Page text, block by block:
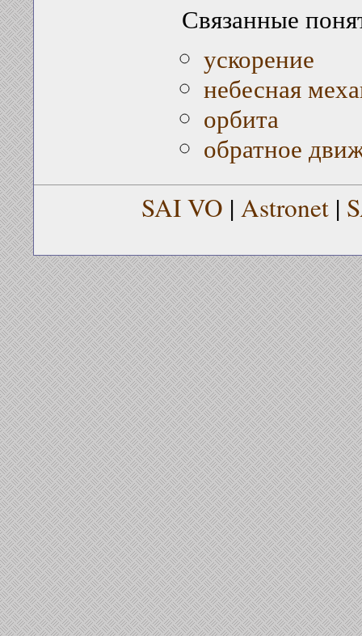
Связанные
ускорение
небесная
орбита
обратное
SAI VO | Astronet |